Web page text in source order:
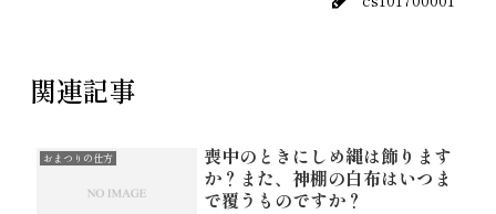
関連記事
おまつりの仕方
喪中のときにしめ縄は飾ります
か？また、神棚の白布はいつま
で覆うものですか？